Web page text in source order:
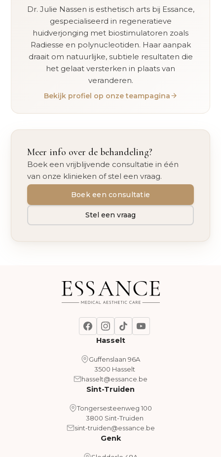
Dr. Julie Nassen is esthetisch arts bij Essance,
gespecialiseerd in regeneratieve
huidverjonging met biostimulatoren zoals
Radiesse en polynucleotiden. Haar aanpak
draait om natuurlijke, subtiele resultaten die
het gelaat versterken in plaats van
veranderen.
Bekijk profiel op onze teampagina
Meer info over de behandeling?
Boek een vrijblijvende consultatie in één
van onze klinieken of stel een vraag.
Boek een consultatie
Stel een vraag
Hasselt
Guffenslaan 96A
3500 Hasselt
hasselt@essance.be
Sint-Truiden
Tongersesteenweg 100
3800 Sint-Truiden
sint-truiden@essance.be
Genk